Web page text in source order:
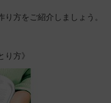
方をご紹介しましょう。
り方》